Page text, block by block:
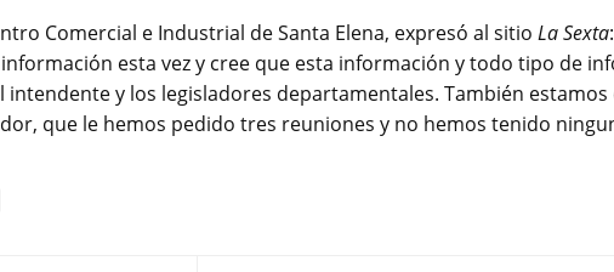
Comercial e Industrial de Santa Elena, expresó al sitio La Sexta
esta vez y cree que esta información y todo tipo de
y los legisladores departamentales. También
que le hemos pedido tres reuniones y no hemos tenido